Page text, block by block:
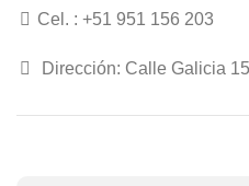
Cel. : +51 951 156 203
Dirección: Calle Galicia